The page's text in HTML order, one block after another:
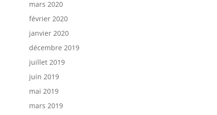
mars 2020
février 2020
janvier 2020
décembre 2019
juillet 2019
juin 2019
mai 2019
mars 2019